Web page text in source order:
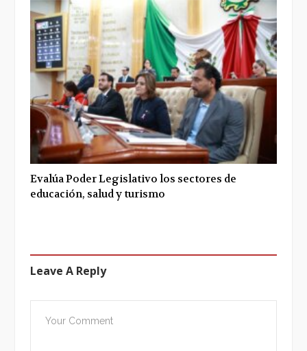
Evalúa Poder Legislativo los sectores de
educación, salud y turismo
Leave A Reply